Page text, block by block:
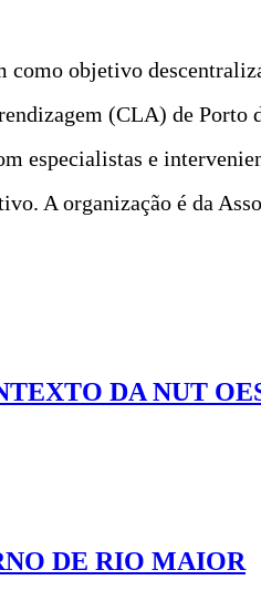
objetivo
(CLA) de Porto
especialistas e
A organização é da
DA NUT
DE RIO MAIOR